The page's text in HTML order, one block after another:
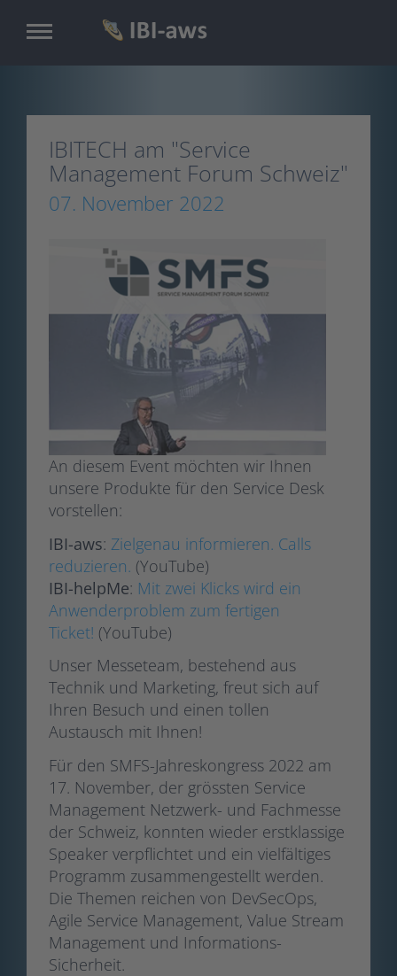
IBITECH am "Service
Management Forum Schweiz"
07. November 2022
An diesem Event möchten wir Ihnen
unsere Produkte für den Service Desk
vorstellen:
IBI-aws: Zielgenau informieren. Calls
reduzieren. (YouTube)
IBI-helpMe: Mit zwei Klicks wird ein
Anwenderproblem zum fertigen
Ticket! (YouTube)
Unser Messeteam, bestehend aus
Technik und Marketing, freut sich auf
Ihren Besuch und einen tollen
Austausch mit Ihnen!
Für den SMFS-Jahreskongress 2022 am
17. November, der grössten Service
Management Netzwerk- und Fachmesse
der Schweiz, konnten wieder erstklassige
Speaker verpflichtet und ein vielfältiges
Programm zusammengestellt werden.
Die Themen reichen von DevSecOps,
Agile Service Management, Value Stream
Management und Informations-
Sicherheit.